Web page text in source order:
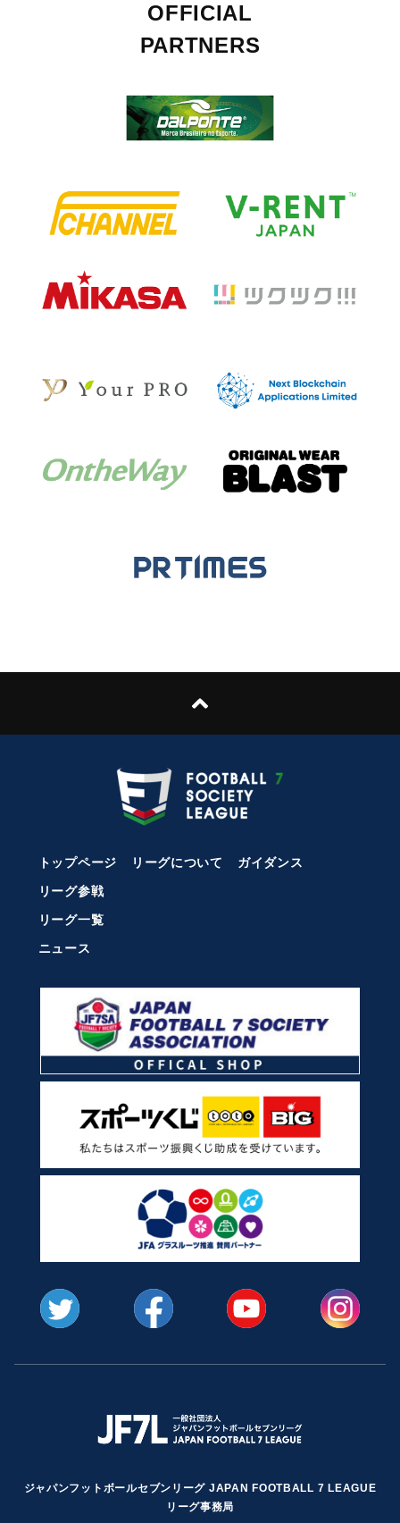
OFFICIAL
PARTNERS
トップページ リーグについて
ガイダンス
リーグ参戦
リーグ一覧
ニュース
ジャパンフットボールセブンリーグ JAPAN FOOTBALL 7 LEAGUE
リーグ事務局